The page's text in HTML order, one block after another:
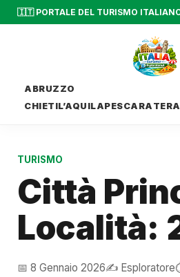
🇮🇹 PORTALE DEL TURISMO
ABRUZZO
CHIETIL’AQUILAPESCARA
TURISMO
Città
Località:
📅 8 Gennaio 2026✍️ Esploratore